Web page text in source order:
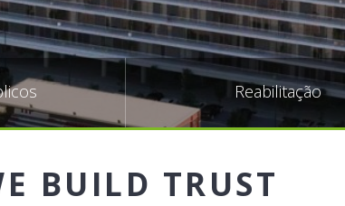
Reabilitação
BUILD TRUST